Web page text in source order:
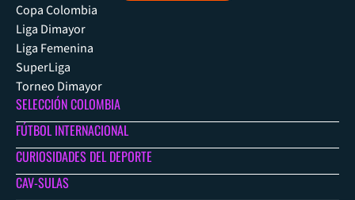
Copa Colombia
Liga Dimayor
Liga Femenina
SuperLiga
Torneo Dimayor
SELECCIÓN COLOMBIA
FÚTBOL INTERNACIONAL
CURIOSIDADES DEL DEPORTE
CAV-SULAS